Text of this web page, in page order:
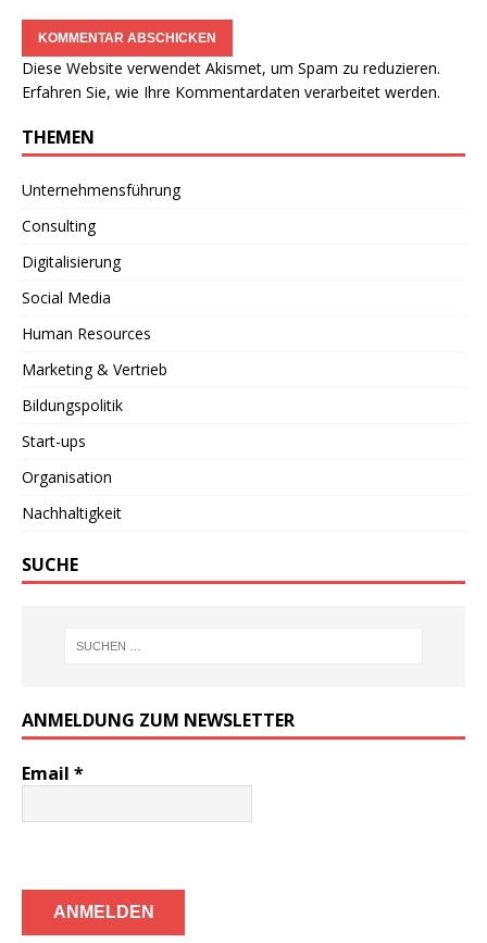
Diese Website verwendet Akismet, um Spam zu reduzieren.
Erfahren Sie, wie Ihre Kommentardaten verarbeitet werden.
THEMEN
Unternehmensführung
Consulting
Digitalisierung
Social Media
Human Resources
Marketing & Vertrieb
Bildungspolitik
Start-ups
Organisation
Nachhaltigkeit
SUCHE
ANMELDUNG ZUM NEWSLETTER
Email *